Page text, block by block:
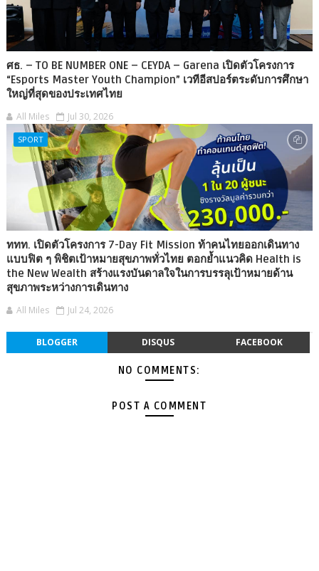
ศธ. – TO BE NUMBER ONE – CEYDA – Garena เปิดตัวโครงการ
“Esports Master Youth Champion” เวทีอีสปอร์ตระดับการศึกษา
ใหญ่ที่สุดของประเทศไทย
All Miles Jul 30, 2026
SPORT
ททท. เปิดตัวโครงการ 7-Day Fit Mission ท้าคนไทยออกเดินทาง
แบบฟิต ๆ พิชิตเป้าหมายสุขภาพทั่วไทย ตอกย้ำแนวคิด Health is
the New Wealth สร้างแรงบันดาลใจในการบรรลุเป้าหมายด้าน
สุขภาพระหว่างการเดินทาง
All Miles Jul 24, 2026
BLOGGER DISQUS FACEBOOK
NO COMMENTS:
POST A COMMENT